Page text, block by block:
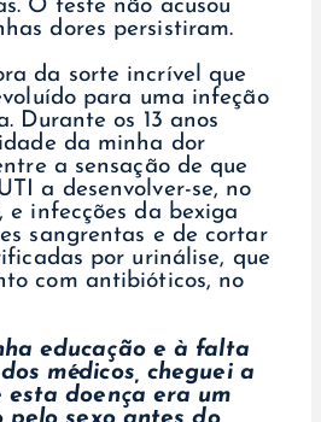
O teste não acusou
dores persistiram.
da sorte incrível que
para uma infeção
Durante os 13 anos
da minha dor
a sensação de que
a desenvolver-se, no
e infecções da bexiga
sangrentas e de cortar
por urinálise, que
com antibióticos, no
educação e à falta
médicos, cheguei a
doença era um